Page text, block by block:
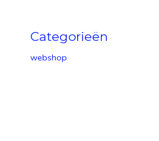
Categorieën
webshop